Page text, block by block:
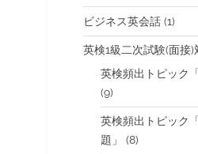
ビジネス英会話 (1)
英検1級二次試験(面接)
英検頻出トピック
(9)
英検頻出トピック
題」
(8)